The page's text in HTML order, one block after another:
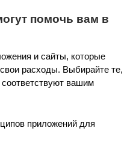
помочь вам в
и сайты, которые
расходы. Выбирайте те,
вашим
приложений для